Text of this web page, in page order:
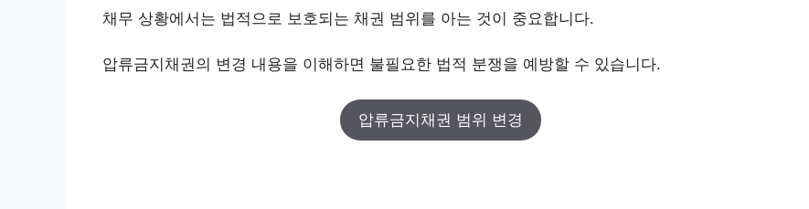
채무 상황에서는 법적으로 보호되는 채권 범위를 아는 것이 중요합니다.
압류금지채권의 변경 내용을 이해하면 불필요한 법적 분쟁을 예방할 수 있습니다.
압류금지채권 범위 변경